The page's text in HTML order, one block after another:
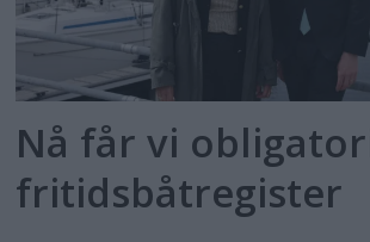
Nå får vi
fritidsbåtregister